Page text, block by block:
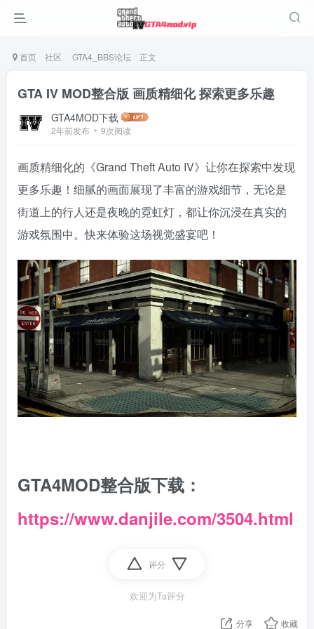
首页 社区 GTA4_BBS论坛 正文
GTA IV MOD整合版 画质精细化 探索更多乐趣
GTA4MOD下载
2年前发布 9次阅读
画质精细化的《Grand Theft Auto IV》让你在探索中发现
更多乐趣！细腻的画面展现了丰富的游戏细节，无论是
街道上的行人还是夜晚的霓虹灯，都让你沉浸在真实的
游戏氛围中。快来体验这场视觉盛宴吧！
GTA4MOD整合版下载：
https://www.danjile.com/3504.html
评分
欢迎为Ta评分
分享 收藏